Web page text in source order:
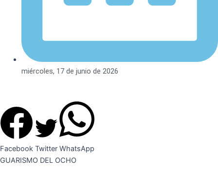
miércoles, 17 de junio de 2026
Facebook Twitter WhatsApp
GUARISMO DEL OCHO